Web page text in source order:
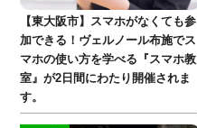
【東大阪市】スマホがなくても参
加できる！ヴェルノール布施でス
マホの使い方を学べる『スマホ教
室』が2日間にわたり開催されま
す。